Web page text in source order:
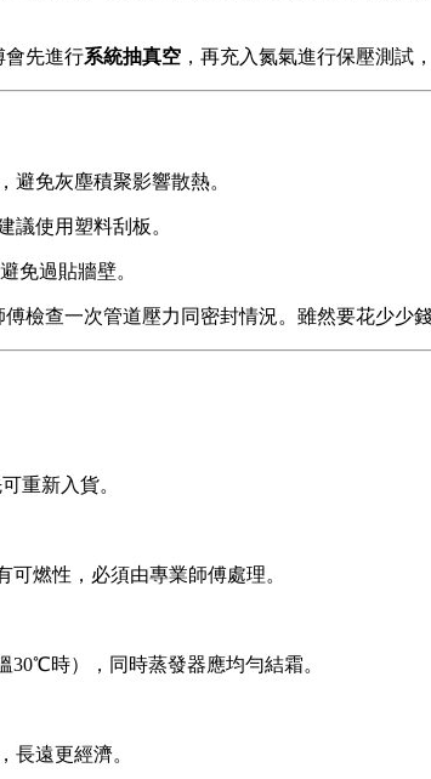
會先進行系統抽真空 ，再充入氮氣進行保壓測試
避免灰塵積聚影響散熱。
議使用塑料刮板。
免過貼牆壁。
傅檢查一次管道壓力同密封情況。雖然要花少少
重新入貨。
燃性，必須由專業師傅處理。
30℃時），同時蒸發器應均勻結霜。
長遠更經濟。